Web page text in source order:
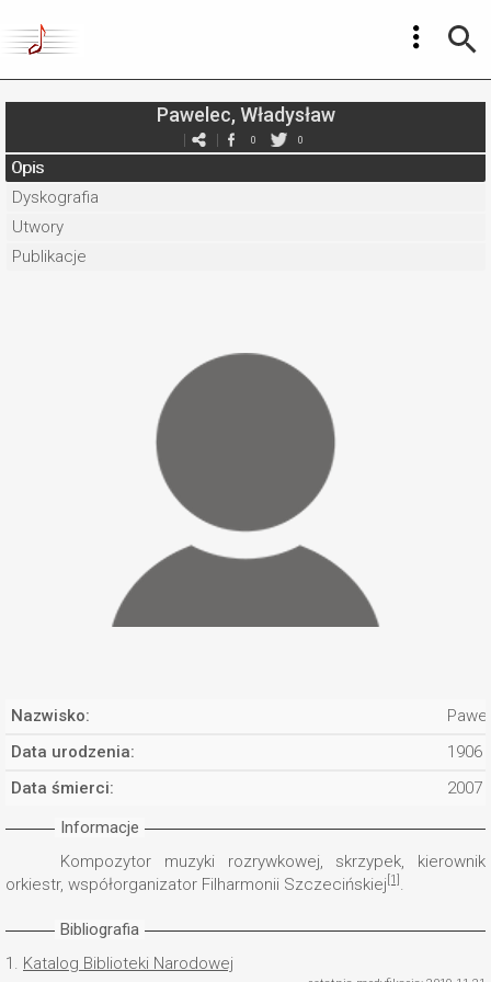
Pawelec, Władysław
0 0
Opis
Dyskografia
Utwory
Publikacje
Nazwisko:
Data urodzenia:
1906
Data śmierci:
2007
Informacje
Kompozytor muzyki rozrywkowej, skrzypek, kierownik
orkiestr, współorganizator Filharmonii Szczecińskiej [1] .
Bibliografia
1. Katalog Biblioteki Narodowej